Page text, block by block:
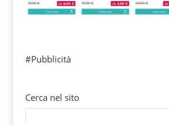
#Pubblicità
Cerca nel sito